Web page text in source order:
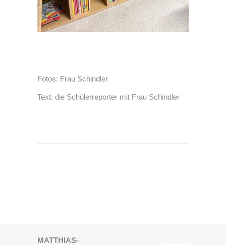
Fotos: Frau Schindler
Text: die Schülerreporter mit Frau Schindler
MATTHIAS-